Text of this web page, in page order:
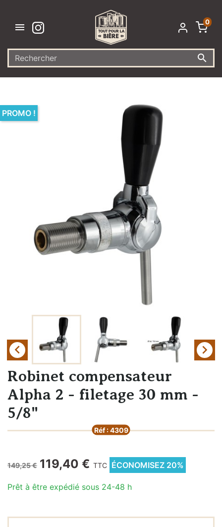


0
PROMO !
 
Robinet compensateur
Alpha 2 - filetage 30 mm -
5/8"
Réf : 4309
149,25 € 119,40 € TTC ÉCONOMISEZ 20%
Prêt à être expédié sous 24-48 h